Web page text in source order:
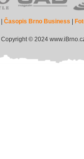
|Časopis Brno Business
Copyright © 2024